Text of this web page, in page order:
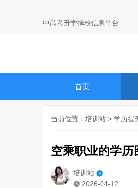
中高考升学择校信息平台
首页
当前位置： 培训站 > 学历提
空乘职业的学
培训站
2026-04-12